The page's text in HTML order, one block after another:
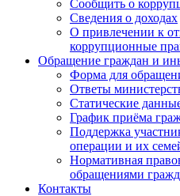
Сообщить о
Сведения о доходах
О привлечении к
коррупционные
Обращение граждан и
Форма для
Ответы
Статические
График приёма
Поддержка
операции и их
Нормативная
обращениями
Контакты